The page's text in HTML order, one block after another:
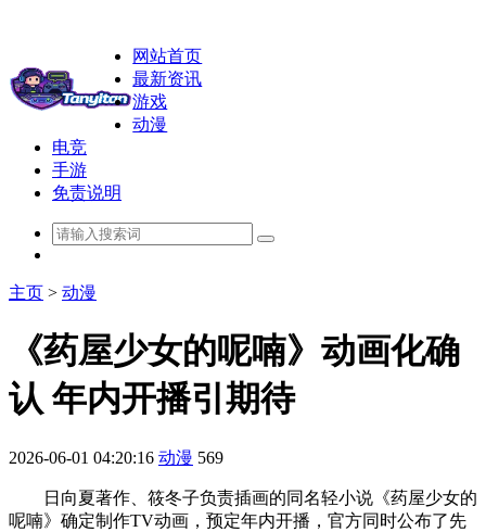
网站首页
最新资讯
游戏
动漫
电竞
手游
免责说明
主页 > 动漫
《药屋少女的呢喃》动画化确
认 年内开播引期待
2026-06-01 04:20:16 动漫 569
日向夏著作、筱冬子负责插画的同名轻小说《药屋少女的
呢喃》确定制作TV动画，预定年内开播，官方同时公布了先